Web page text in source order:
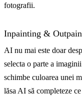
fotografii.
Inpainting &
AI nu mai este doar
selecta o parte a
schimbe culoarea unei
lăsa AI să completeze